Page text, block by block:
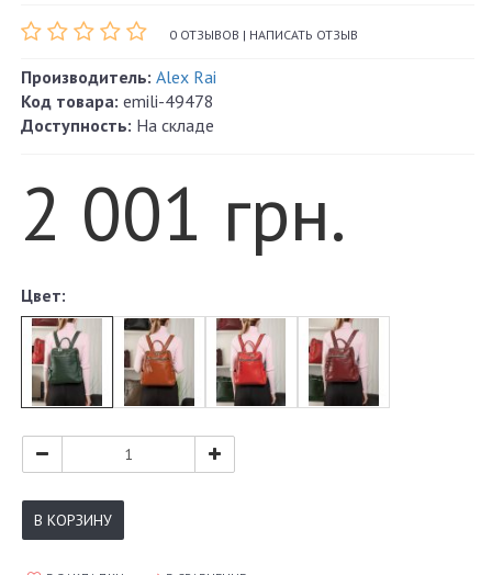
0 ОТЗЫВОВ | НАПИСАТЬ ОТЗЫВ
Производитель: Alex Rai
Код товара: emili-49478
Доступность: На складе
2 001 грн.
Цвет:
В КОРЗИНУ